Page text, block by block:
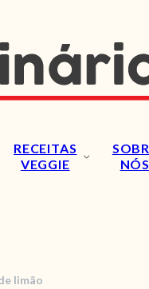
RECEITAS
VEGGIE
NÓS
limão